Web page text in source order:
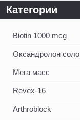
Категории
Biotin 1000 mcg
Оксандролон соло
Мега масс
Revex-16
Arthroblock